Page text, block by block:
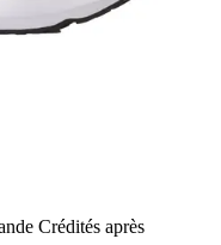
Crédités après